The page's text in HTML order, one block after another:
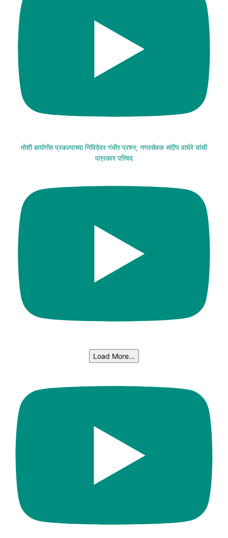
मोशी बायोगॅस प्रकल्पाच्या निविदेवर गंभीर प्रश्न; नगरसेवक संदीप वाघेरे यांची
पत्रकार परिषद
Load More...